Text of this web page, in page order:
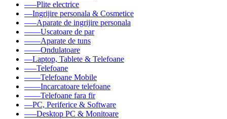
–––Plite electrice
––Ingrijire personala & Cosmetice
–––Aparate de ingrijire personala
––––Uscatoare de par
––––Aparate de tuns
––––Ondulatoare
––Laptop, Tablete & Telefoane
–––Telefoane
––––Telefoane Mobile
––––Incarcatoare telefoane
––––Telefoane fara fir
––PC, Periferice & Software
–––Desktop PC & Monitoare